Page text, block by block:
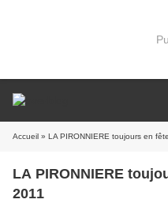
Accueil » LA PIRONNIERE toujours en
LA PIRONNIERE
2011